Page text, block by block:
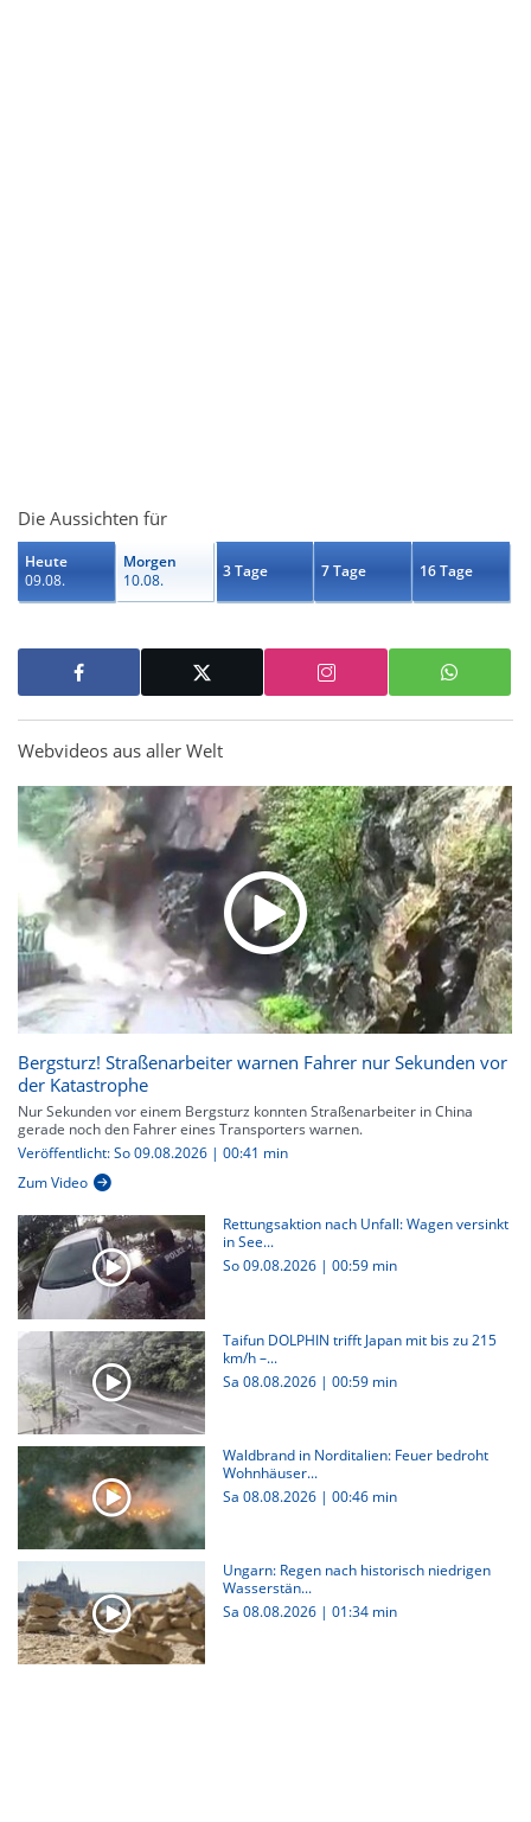
Die Aussichten für
Heute
09.08.
Morgen
10.08.
3 Tage 7 Tage 16 Tage
Webvideos aus aller Welt
Bergsturz! Straßenarbeiter warnen Fahrer nur Sekunden vor
der Katastrophe
Nur Sekunden vor einem Bergsturz konnten Straßenarbeiter in China
gerade noch den Fahrer eines Transporters warnen.
Veröffentlicht: So 09.08.2026 | 00:41 min
Zum Video
Rettungsaktion nach Unfall: Wagen versinkt
in See...
So 09.08.2026 | 00:59 min
Taifun DOLPHIN trifft Japan mit bis zu 215
km/h –...
Sa 08.08.2026 | 00:59 min
Waldbrand in Norditalien: Feuer bedroht
Wohnhäuser...
Sa 08.08.2026 | 00:46 min
Ungarn: Regen nach historisch niedrigen
Wasserstän...
Sa 08.08.2026 | 01:34 min